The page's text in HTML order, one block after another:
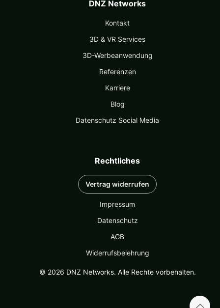
DNZ Networks
Kontakt
3D & VR Services
3D-Werbeanwendung
Referenzen
Karriere
Blog
Datenschutz Social Media
Rechtliches
Vertrag widerrufen
Impressum
Datenschutz
AGB
Widerrufsbelehrung
© 2026 DNZ Networks. Alle Rechte vorbehalten.